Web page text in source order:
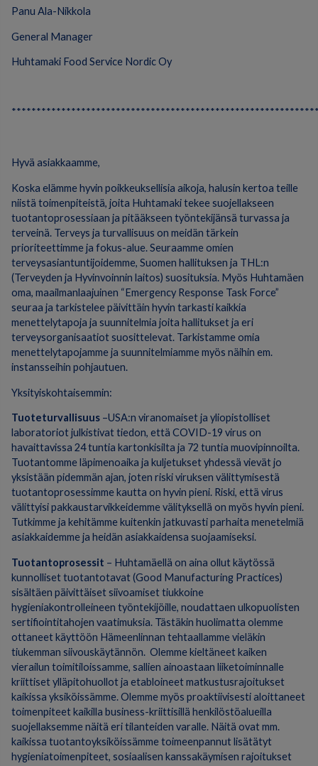
Panu Ala-Nikkola
General Manager
Huhtamaki Food Service Nordic Oy
Hyvä asiakkaamme,
Koska elämme hyvin poikkeuksellisia aikoja, halusin kertoa teille
niistä toimenpiteistä, joita Huhtamaki tekee suojellakseen
tuotantoprosessiaan ja pitääkseen työntekijänsä turvassa ja
terveinä. Terveys ja turvallisuus on meidän tärkein
prioriteettimme ja fokus-alue. Seuraamme omien
terveysasiantuntijoidemme, Suomen hallituksen ja THL:n
(Terveyden ja Hyvinvoinnin laitos) suosituksia. Myös Huhtamäen
oma, maailmanlaajuinen “Emergency Response Task Force”
seuraa ja tarkistelee päivittäin hyvin tarkasti kaikkia
menettelytapoja ja suunnitelmia joita hallitukset ja eri
terveysorganisaatiot suosittelevat. Tarkistamme omia
menettelytapojamme ja suunnitelmiamme myös näihin em.
instansseihin pohjautuen.
Yksityiskohtaisemmin:
Tuoteturvallisuus –USA:n viranomaiset ja yliopistolliset
laboratoriot julkistivat tiedon, että COVID-19 virus on
havaittavissa 24 tuntia kartonkisilta ja 72 tuntia muovipinnoilta.
Tuotantomme läpimenoaika ja kuljetukset yhdessä vievät jo
yksistään pidemmän ajan, joten riski viruksen välittymisestä
tuotantoprosessimme kautta on hyvin pieni. Riski, että virus
välittyisi pakkaustarvikkeidemme välityksellä on myös hyvin pieni.
Tutkimme ja kehitämme kuitenkin jatkuvasti parhaita menetelmiä
asiakkaidemme ja heidän asiakkaidensa suojaamiseksi.
Tuotantoprosessit – Huhtamäellä on aina ollut käytössä
kunnolliset tuotantotavat (Good Manufacturing Practices)
sisältäen päivittäiset siivoamiset tiukkoine
hygieniakontrolleineen työntekijöille, noudattaen ulkopuolisten
sertifiointitahojen vaatimuksia. Tästäkin huolimatta olemme
ottaneet käyttöön Hämeenlinnan tehtaallamme vieläkin
tiukemman siivouskäytännön. Olemme kieltäneet kaiken
vierailun toimitiloissamme, sallien ainoastaan liiketoiminnalle
kriittiset ylläpitohuollot ja etabloineet matkustusrajoitukset
kaikissa yksiköissämme. Olemme myös proaktiivisesti aloittaneet
toimenpiteet kaikilla business-kriittisillä henkilöstöalueilla
suojellaksemme näitä eri tilanteiden varalle. Näitä ovat mm.
kaikissa tuotantoyksiköissämme toimeenpannut lisätätyt
hygieniatoimenpiteet, sosiaalisen kanssakäymisen rajoitukset